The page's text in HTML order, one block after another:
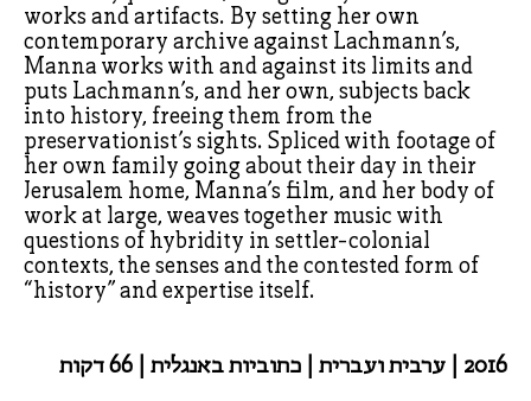
works and artifacts. By setting her own
contemporary archive against Lachmann’s,
Manna works with and against its limits and
puts Lachmann’s, and her own, subjects back
into history, freeing them from the
preservationist’s sights. Spliced with footage of
her own family going about their day in their
Jerusalem home, Manna’s film, and her body of
work at large, weaves together music with
questions of hybridity in settler-colonial
contexts, the senses and the contested form of
“history” and expertise itself.
2016 | ערבית ועברית | כתוביות באנגלית | 66 דקות